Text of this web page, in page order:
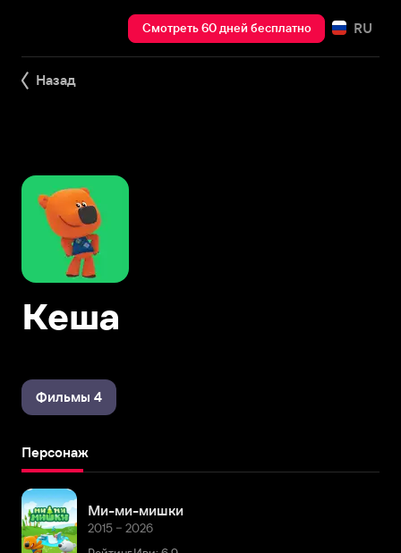
Смотреть 60 дней бесплатно RU
Назад
Кеша
Фильмы 4
Персонаж
Ми-ми-мишки
2015 – 2026